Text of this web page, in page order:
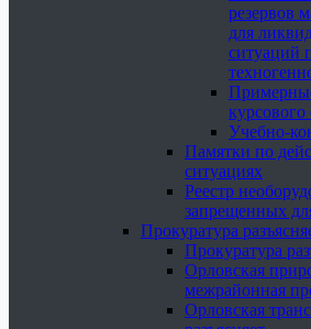
резервов
для
ситуаций
курсового
Учебно-
Памятки по
ситуациях
Реестр
запрещенных
Прокуратура
Прокуратура
Орловская
межрайонная
Орловская